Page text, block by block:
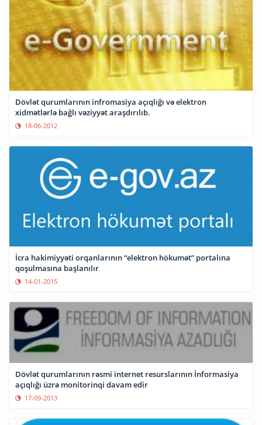
Dövlət qurumlarının infromasiya açıqlığı və elektron
xidmətlərlə bağlı vəziyyət araşdırılıb.
18-06-2012
İcra hakimiyyəti orqanlarının “elektron hökumət” portalına
qoşulmasına başlanılır
14-01-2015
Dövlət qurumlarının rəsmi internet resurslarının İnformasiya
açıqlığı üzrə monitorinqi davam edir
17-09-2013